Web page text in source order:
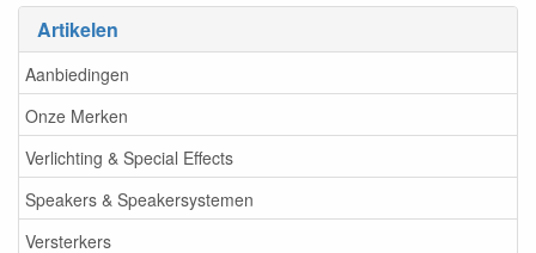
Artikelen
Aanbiedingen
Onze Merken
Verlichting & Special Effects
Speakers & Speakersystemen
Versterkers